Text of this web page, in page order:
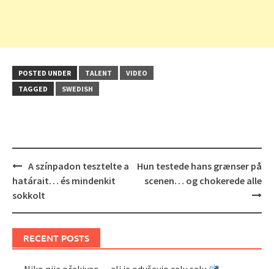
POSTED UNDER TALENT
VIDEO
TAGGED
SWEDISH
Post
navigation
A színpadon tesztelte a
határait… és mindenkit
sokkolt
Hun testede hans grænser på
scenen… og chokerede alle
RECENT POSTS